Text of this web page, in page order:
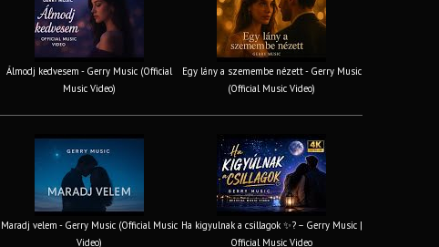
Álmodj kedvesem - Gerry Music (Official
Music Video)
Egy lány a szemembe nézett - Gerry Music
(Official Music Video)
Maradj velem - Gerry Music (Official Music
Video)
Ha kigyulnak a csillagok ✨? – Gerry Music |
Official Music Video